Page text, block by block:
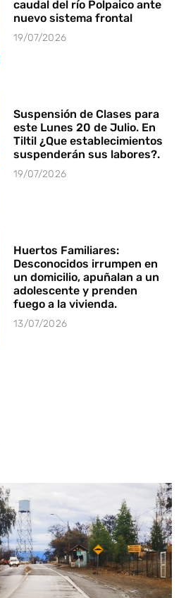
caudal del río Polpaico ante
nuevo sistema frontal
19/07/2026
Suspensión de Clases para
este Lunes 20 de Julio. En
Tiltil ¿Que establecimientos
suspenderán sus labores?.
19/07/2026
Huertos Familiares:
Desconocidos irrumpen en
un domicilio, apuñalan a un
adolescente y prenden
fuego a la vivienda.
13/07/2026